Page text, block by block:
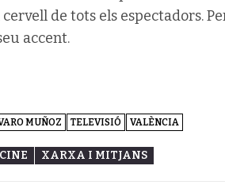
de tots els espectadors.
accent.
MUÑOZ TELEVISIÓ VALÈNCIA
CINE XARXA I MITJANS